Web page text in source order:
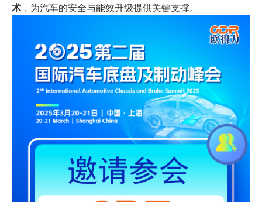
术 ，为汽车的安全与能效升级提供关键支撑。